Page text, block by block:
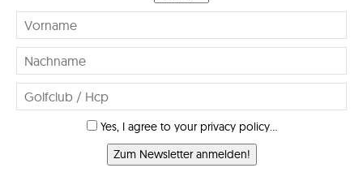
Yes, I agree to your privacy policy...
Zum Newsletter anmelden!